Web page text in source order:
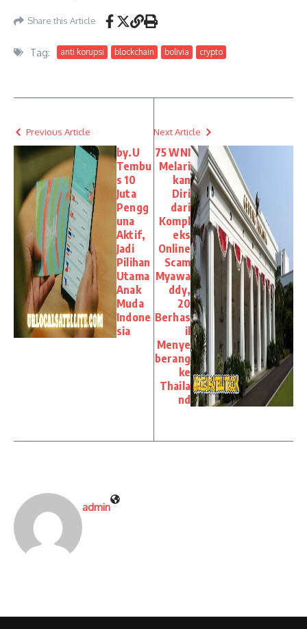
Share this Article
Tag: anti korupsi blockchain bolivia crypto
Previous Article
by.U
Tembu
s 10
Juta
Pengg
una
Aktif,
Jadi
Pilihan
Utama
Anak
Muda
Indone
sia
Next Article
75 WNI
Melari
kan
Diri
dari
Kompl
eks
Online
Scam
Myawa
ddy,
20
Berhas
il
Menye
berang
ke
Thaila
nd
admin